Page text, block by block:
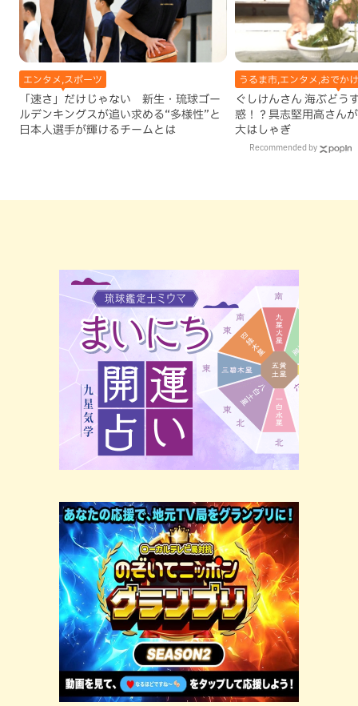
エンタメ,スポーツ
「速さ」だけじゃない 新生・琉球ゴー
ルデンキングスが追い求める“多様性”と
日本人選手が輝けるチームとは
うるま市,エンタメ,おでか
ぐしけんさん 海ぶどう
惑！？具志堅用高さん
大はしゃぎ
Recommended by